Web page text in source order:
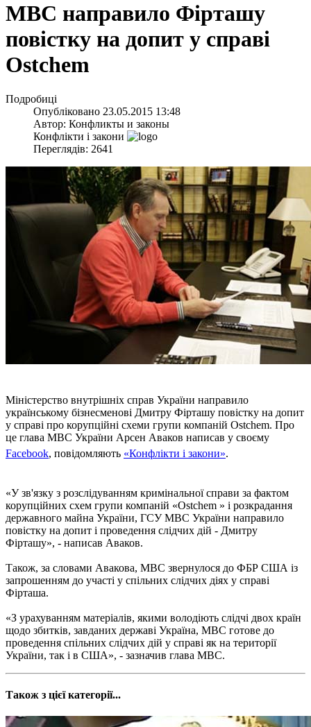
МВС направило Фірташу
повістку на допит у справі
Ostchem
Подробиці
Опубліковано 23.05.2015 13:48
Автор: Конфликты и законы
Конфлікти і закони
Переглядів: 2641
Міністерство внутрішніх справ України направило
українському бізнесменові Дмитру Фірташу повістку на допит
у справі про корупційні схеми групи компаній Ostchem. Про
це глава МВС України Арсен Аваков написав у своєму
Facebook, повідомляють «Конфлікти і закони».
«У зв'язку з розслідуванням кримінальної справи за фактом
корупційних схем групи компаній «Ostchem » і розкрадання
державного майна України, ГСУ МВС України направило
повістку на допит і проведення слідчих дій - Дмитру
Фірташу», - написав Аваков.
Також, за словами Авакова, МВС звернулося до ФБР США із
запрошенням до участі у спільних слідчих діях у справі
Фірташа.
«З урахуванням матеріалів, якими володіють слідчі двох країн
щодо збитків, завданих державі Україна, МВС готове до
проведення спільних слідчих дій у справі як на території
України, так і в США», - зазначив глава МВС.
Також з цієї категорії...